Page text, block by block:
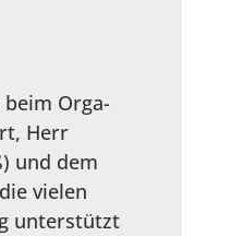
Orga-
Herr
und dem
vielen
unterstützt